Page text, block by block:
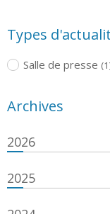
Types
Salle de presse
Archives
2026
2025